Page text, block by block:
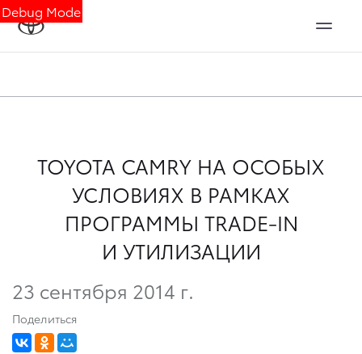
Debug Mode
TOYOTA CAMRY НА ОСОБЫХ
УСЛОВИЯХ В РАМКАХ
ПРОГРАММЫ TRADE-IN
И УТИЛИЗАЦИИ
23 сентября 2014 г.
Поделиться